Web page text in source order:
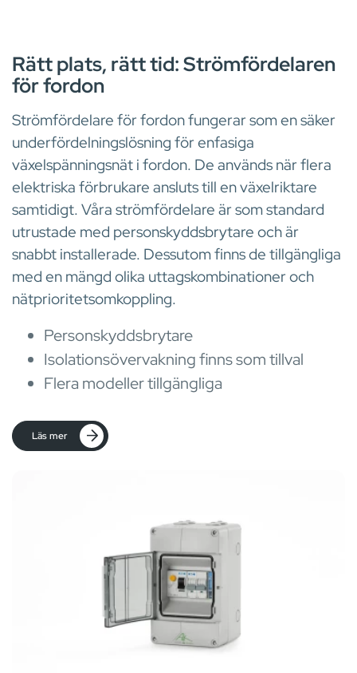
Rätt plats, rätt tid: Strömfördelaren
för fordon
Strömfördelare för fordon fungerar som en säker
underfördelningslösning för enfasiga
växelspänningsnät i fordon. De används när flera
elektriska förbrukare ansluts till en växelriktare
samtidigt. Våra strömfördelare är som standard
utrustade med personskyddsbrytare och är
snabbt installerade. Dessutom finns de tillgängliga
med en mängd olika uttagskombinationer och
nätprioritetsomkoppling.
Personskyddsbrytare
Isolationsövervakning finns som tillval
Flera modeller tillgängliga
Läs mer